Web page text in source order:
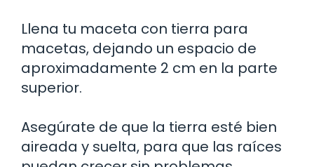
Llena tu maceta con tierra para
macetas, dejando un espacio de
aproximadamente 2 cm en la parte
superior.
Asegúrate de que la tierra esté bien
aireada y suelta, para que las raíces